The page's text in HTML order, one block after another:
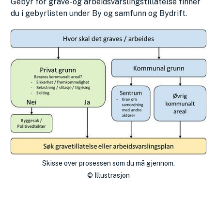
du i gebyrlisten under By og samfunn og Bydrift.
Skisse over prosessen som du må gjennom.
Illustrasjon